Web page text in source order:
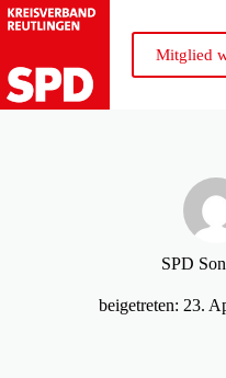
Zum
Inhalt
Mitglied
SPD
beigetreten: 23.